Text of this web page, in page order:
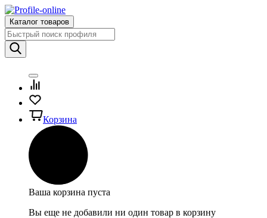
Каталог товаров
Корзина
Ваша корзина пуста
Вы еще не добавили ни один товар в корзину